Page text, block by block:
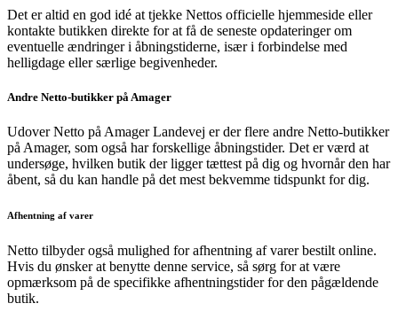
Det er altid en god idé at tjekke Nettos officielle hjemmeside eller
kontakte butikken direkte for at få de seneste opdateringer om
eventuelle ændringer i åbningstiderne, især i forbindelse med
helligdage eller særlige begivenheder.
Andre Netto-butikker på Amager
Udover Netto på Amager Landevej er der flere andre Netto-butikker
på Amager, som også har forskellige åbningstider. Det er værd at
undersøge, hvilken butik der ligger tættest på dig og hvornår den har
åbent, så du kan handle på det mest bekvemme tidspunkt for dig.
Afhentning af varer
Netto tilbyder også mulighed for afhentning af varer bestilt online.
Hvis du ønsker at benytte denne service, så sørg for at være
opmærksom på de specifikke afhentningstider for den pågældende
butik.